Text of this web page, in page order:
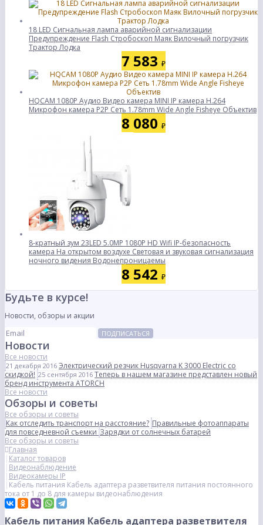
18 LED Сигнальная лампа аварийной сигнализации
Предупреждение Flash Стробоскоп Маяк Вилочный погрузчик
Трактор Лодка
7 583 ₽
HQCAM 1080P Аудио Видео камера MINI IP камера H.264
Микрофон камера P2P Сеть 1.78mm Wide Angle Fisheye Объектив
8 080 ₽
8-кратный зум 23LED 5.0MP 1080P HD Wifi IP-безопасность
камера На открытом воздухе Световая и звуковая сигнализация
ночного видения Водонепроницаемы
8 542 ₽
Будьте в курсе!
Новости, обзоры и акции
ПОДПИСАТЬСЯ
Новости
Все новости
21 декабря 2016 Электрический резчик Husqvarna K 3000 Electric со
скидкой! 25 сентября 2016 Теперь в нашем магазине представлен новый
бренд инструмента ATORCH
Все новости
Обзоры и советы
Все обзоры и советы
Как отследить транспорт на расстояние? Правильные фотоаппараты
для повседневной съемкиЗарядки от солнечных батарей
Все обзоры и советы
Главная
Каталог товаров
Видеонаблюдение
Видеокамеры IP
Кабель питания Кабель адаптера разветвителя питания постоянного
тока от 1 до 8 для камеры видеонаблюдения
Кабель питания Кабель адаптера разветвителя